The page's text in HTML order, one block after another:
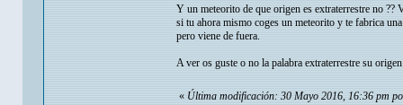
Y un meteorito de que origen es extraterrestre no ??
si tu ahora mismo coges un meteorito y te fabrica
pero viene de fuera.
A ver os guste o no la palabra extraterrestre su
« Última modificación: 30 Mayo 2016, 16:36 pm